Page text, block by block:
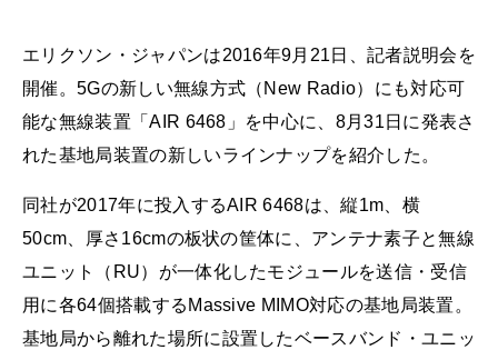
エリクソン・ジャパンは2016年9月21日、記者説明会を
開催。5Gの新しい無線方式（New Radio）にも対応可
能な無線装置「AIR 6468」を中心に、8月31日に発表さ
れた基地局装置の新しいラインナップを紹介した。
同社が2017年に投入するAIR 6468は、縦1m、横
50cm、厚さ16cmの板状の筐体に、アンテナ素子と無線
ユニット（RU）が一体化したモジュールを送信・受信
用に各64個搭載するMassive MIMO対応の基地局装置。
基地局から離れた場所に設置したベースバンド・ユニッ